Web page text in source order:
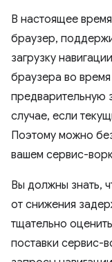
В настоящее
браузер,
загрузку
браузера во
предварительную
случае, если
Поэтому можно
вашем сервис-
Вы должны знать,
от снижения
тщательно
поставки сервис-